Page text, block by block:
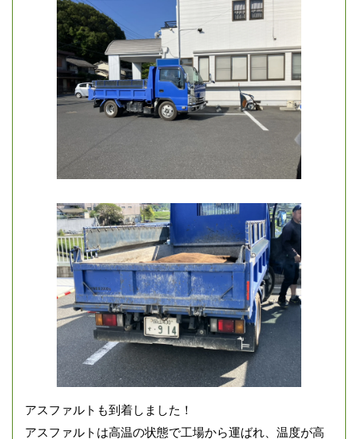
アスファルトも到着しました！
アスファルトは高温の状態で工場から運ばれ、温度が高